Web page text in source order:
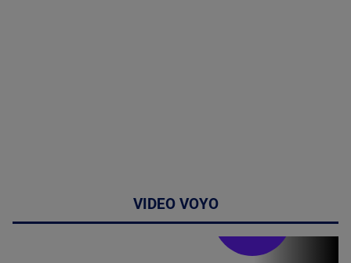
VIDEO VOYO